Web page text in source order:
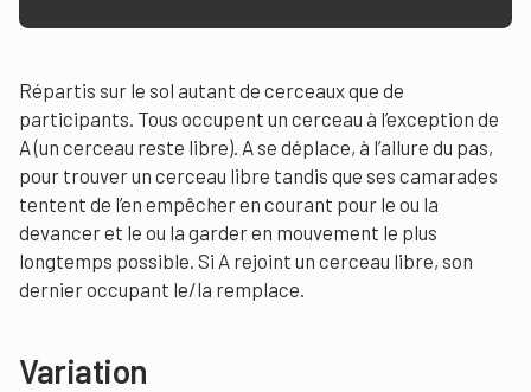
Répartis sur le sol autant de cerceaux que de
participants. Tous occupent un cerceau à l’exception de
A (un cerceau reste libre). A se déplace, à l’allure du pas,
pour trouver un cerceau libre tandis que ses camarades
tentent de l’en empêcher en courant pour le ou la
devancer et le ou la garder en mouvement le plus
longtemps possible. Si A rejoint un cerceau libre, son
dernier occupant le/la remplace.
Variation